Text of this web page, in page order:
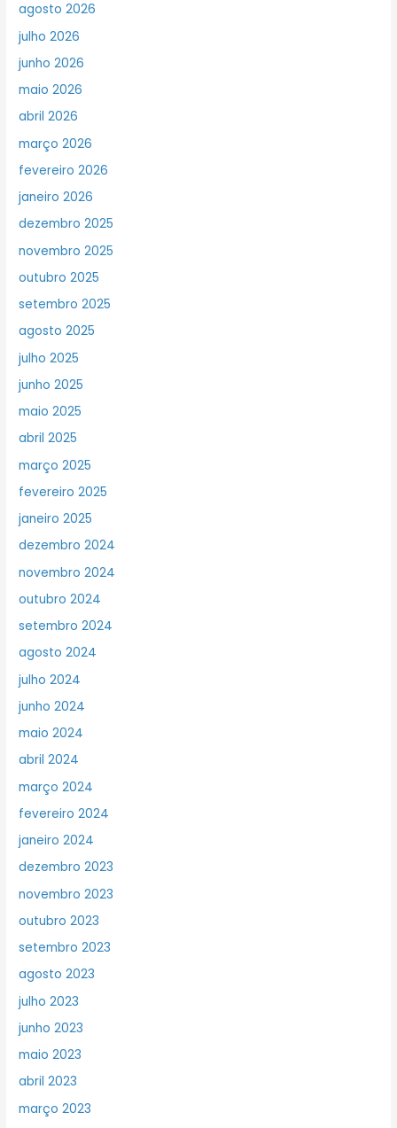
agosto 2026
julho 2026
junho 2026
maio 2026
abril 2026
março 2026
fevereiro 2026
janeiro 2026
dezembro 2025
novembro 2025
outubro 2025
setembro 2025
agosto 2025
julho 2025
junho 2025
maio 2025
abril 2025
março 2025
fevereiro 2025
janeiro 2025
dezembro 2024
novembro 2024
outubro 2024
setembro 2024
agosto 2024
julho 2024
junho 2024
maio 2024
abril 2024
março 2024
fevereiro 2024
janeiro 2024
dezembro 2023
novembro 2023
outubro 2023
setembro 2023
agosto 2023
julho 2023
junho 2023
maio 2023
abril 2023
março 2023